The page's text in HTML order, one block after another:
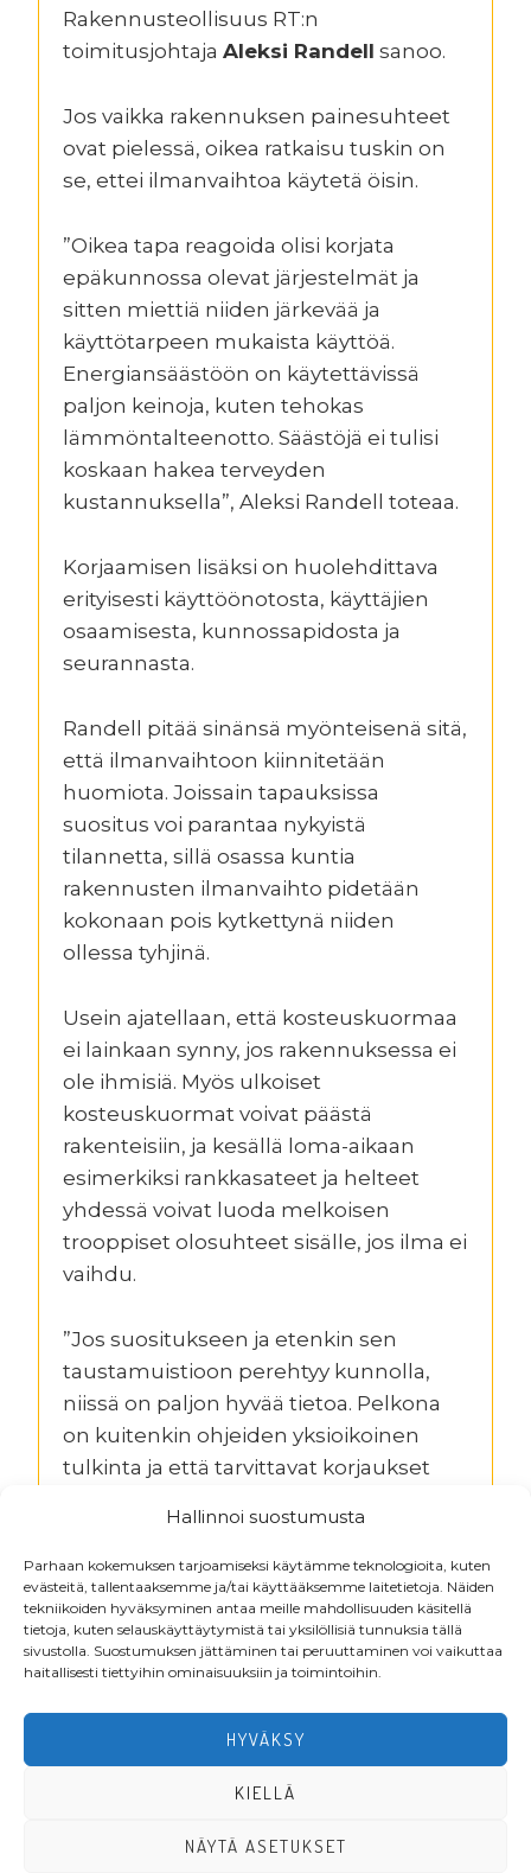
Hallinnoi suostumusta
Parhaan kokemuksen tarjoamiseksi käytämme teknologioita, kuten
evästeitä, tallentaaksemme ja/tai käyttääksemme laitetietoja. Näiden
tekniikoiden hyväksyminen antaa meille mahdollisuuden käsitellä
tietoja, kuten selauskäyttäytymistä tai yksilöllisiä tunnuksia tällä
sivustolla. Suostumuksen jättäminen tai peruuttaminen voi vaikuttaa
haitallisesti tiettyihin ominaisuuksiin ja toimintoihin.
HYVÄKSY
KIELLÄ
NÄYTÄ ASETUKSET
Rakennusteollisuus RT:n
toimitusjohtajaAleksi Randell sanoo.
Jos vaikka rakennuksen painesuhteet
ovat pielessä, oikea ratkaisu tuskin on
se, ettei ilmanvaihtoa käytetä öisin.
”Oikea tapa reagoida olisi korjata
epäkunnossa olevat järjestelmät ja
sitten miettiä niiden järkevää ja
käyttötarpeen mukaista käyttöä.
Energiansäästöön on käytettävissä
paljon keinoja, kuten tehokas
lämmöntalteenotto. Säästöjä ei tulisi
koskaan hakea terveyden
kustannuksella”, Aleksi Randell toteaa.
Korjaamisen lisäksi on huolehdittava
erityisesti käyttöönotosta, käyttäjien
osaamisesta, kunnossapidosta ja
seurannasta.
Randell pitää sinänsä myönteisenä sitä,
että ilmanvaihtoon kiinnitetään
huomiota. Joissain tapauksissa
suositus voi parantaa nykyistä
tilannetta, sillä osassa kuntia
rakennusten ilmanvaihto pidetään
kokonaan pois kytkettynä niiden
ollessa tyhjinä.
Usein ajatellaan, että kosteuskuormaa
ei lainkaan synny, jos rakennuksessa ei
ole ihmisiä. Myös ulkoiset
kosteuskuormat voivat päästä
rakenteisiin, ja kesällä loma-aikaan
esimerkiksi rankkasateet ja helteet
yhdessä voivat luoda melkoisen
trooppiset olosuhteet sisälle, jos ilma ei
vaihdu.
”Jos suositukseen ja etenkin sen
taustamuistioon perehtyy kunnolla,
niissä on paljon hyvää tietoa. Pelkona
on kuitenkin ohjeiden yksioikoinen
tulkinta ja että tarvittavat korjaukset
Randell summaa.